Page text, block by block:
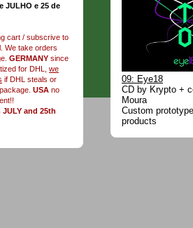
JULHO e 25 de
cart / subscrive to
We take orders
GERMANY since
for DHL, we
if DHL steals or
USA no
JULY and 25th
09: Eye18
CD by Krypto +
Moura
Custom
products